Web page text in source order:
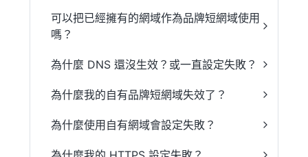
可以把已經擁有的網域作為品牌短網域使用
嗎？
為什麼 DNS 還沒生效？或一直設定失敗？
為什麼我的自有品牌短網域失效了？
為什麼使用自有網域會設定失敗？